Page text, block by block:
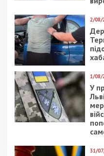
СУСПІЛЬСТВО
16/10/2020 - 18:25
Вилкул потребовал,
правоохранители дали